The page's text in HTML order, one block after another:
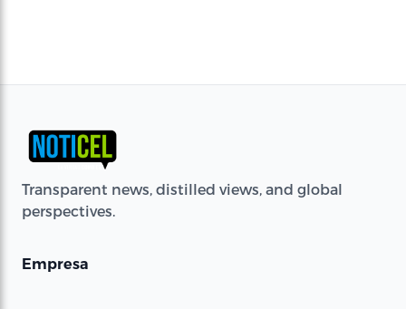
Transparent news, distilled views, and global
perspectives.
Empresa